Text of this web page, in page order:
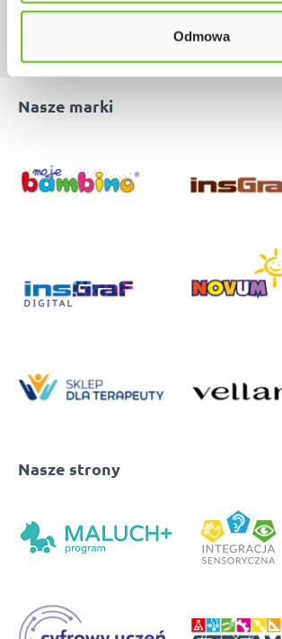
Odmowa
Nasze marki
Nasze strony